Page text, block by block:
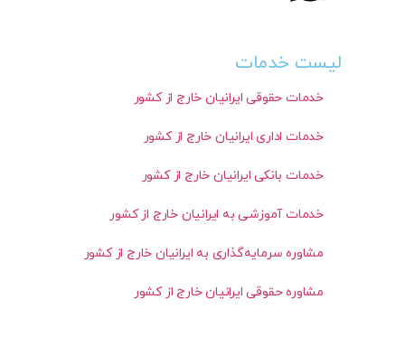
لیست خدمات
خدمات حقوقی ایرانیان خارج از کشور
خدمات اداری ایرانیان خارج از کشور
خدمات بانکی ایرانیان خارج از کشور
خدمات آموزشی به ایرانیان خارج از کشور
مشاوره سرمایه‌گذاری به ایرانیان خارج از کشور
مشاوره حقوقی ایرانیان خارج از کشور